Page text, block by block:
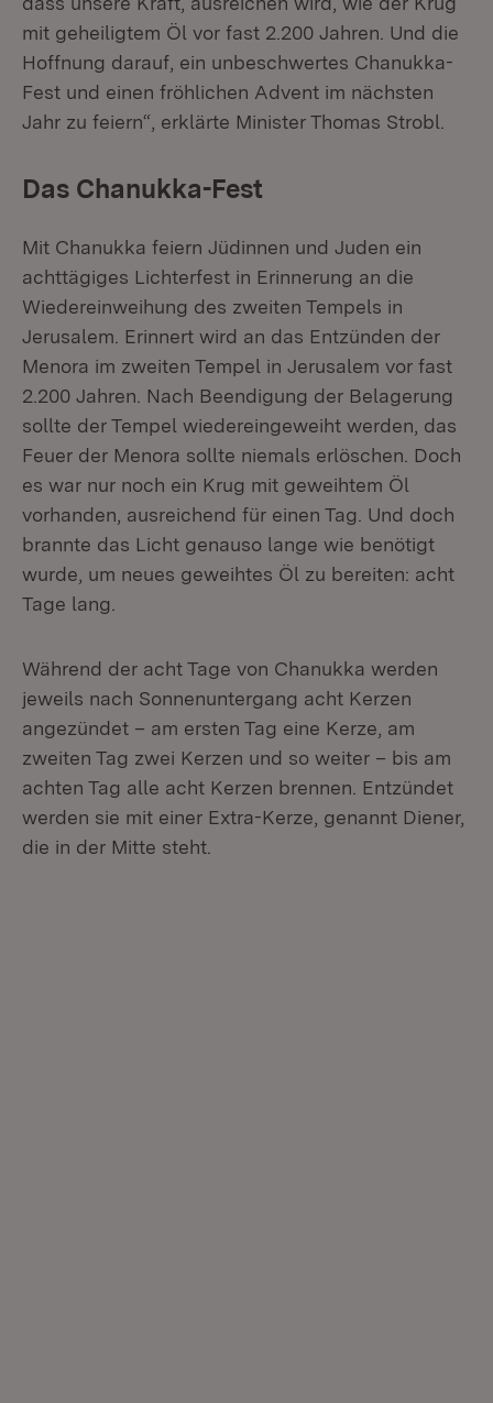
mit geheiligtem Öl vor fast 2.200 Jahren. Und die
Hoffnung darauf, ein unbeschwertes Chanukka-
Fest und einen fröhlichen Advent im nächsten
Jahr zu feiern“, erklärte Minister Thomas Strobl.
Das Chanukka-Fest
Mit Chanukka feiern Jüdinnen und Juden ein
achttägiges Lichterfest in Erinnerung an die
Wiedereinweihung des zweiten Tempels in
Jerusalem. Erinnert wird an das Entzünden der
Menora im zweiten Tempel in Jerusalem vor fast
2.200 Jahren. Nach Beendigung der Belagerung
sollte der Tempel wiedereingeweiht werden, das
Feuer der Menora sollte niemals erlöschen. Doch
es war nur noch ein Krug mit geweihtem Öl
vorhanden, ausreichend für einen Tag. Und doch
brannte das Licht genauso lange wie benötigt
wurde, um neues geweihtes Öl zu bereiten: acht
Tage lang.
Während der acht Tage von Chanukka werden
jeweils nach Sonnenuntergang acht Kerzen
angezündet – am ersten Tag eine Kerze, am
zweiten Tag zwei Kerzen und so weiter – bis am
achten Tag alle acht Kerzen brennen. Entzündet
werden sie mit einer Extra-Kerze, genannt Diener,
die in der Mitte steht.